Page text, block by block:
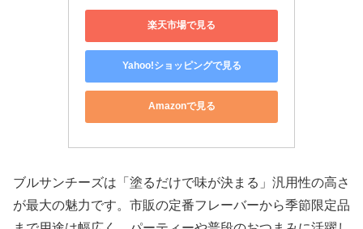
楽天市場で見る
Yahoo!ショッピングで見る
Amazonで見る
ブルサンチーズは「塗るだけで味が決まる」汎用性の高さ
が最大の魅力です。市販の定番フレーバーから季節限定品